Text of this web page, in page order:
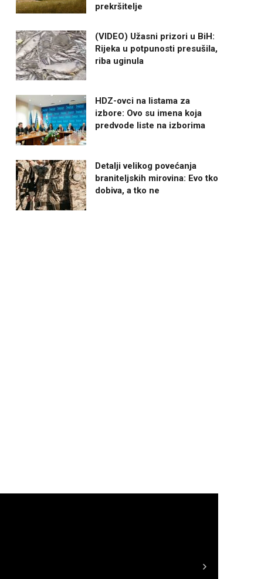
prekršitelje
(VIDEO) Užasni prizori u BiH:
Rijeka u potpunosti presušila,
riba uginula
HDZ-ovci na listama za
izbore: Ovo su imena koja
predvode liste na izborima
Detalji velikog povećanja
braniteljskih mirovina: Evo tko
dobiva, a tko ne